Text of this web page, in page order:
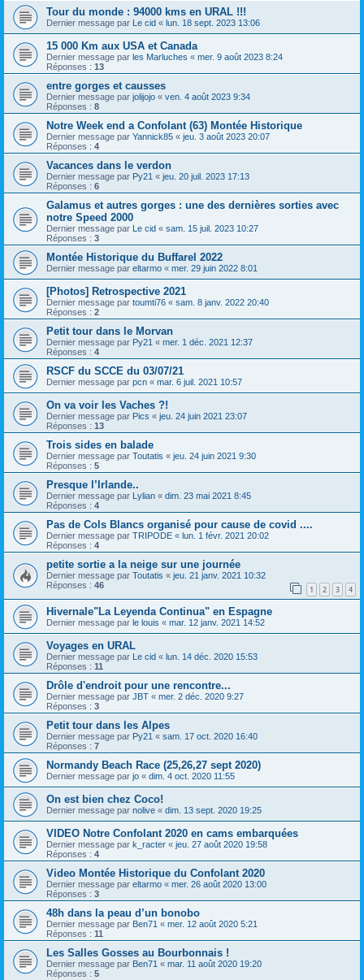
Tour du monde : 94000 kms en URAL !!!
Dernier message par Le cid « lun. 18 sept. 2023 13:06
15 000 Km aux USA et Canada
Dernier message par les Marluches « mer. 9 août 2023 8:24
Réponses : 13
entre gorges et causses
Dernier message par jolijojo « ven. 4 août 2023 9:34
Réponses : 8
Notre Week end a Confolant (63) Montée Historique
Dernier message par Yannick85 « jeu. 3 août 2023 20:07
Réponses : 4
Vacances dans le verdon
Dernier message par Py21 « jeu. 20 juil. 2023 17:13
Réponses : 6
Galamus et autres gorges : une des dernières sorties avec
notre Speed 2000
Dernier message par Le cid « sam. 15 juil. 2023 10:27
Réponses : 3
Montée Historique du Buffarel 2022
Dernier message par eltarmo « mer. 29 juin 2022 8:01
[Photos] Retrospective 2021
Dernier message par toumti76 « sam. 8 janv. 2022 20:40
Réponses : 2
Petit tour dans le Morvan
Dernier message par Py21 « mer. 1 déc. 2021 12:37
Réponses : 4
RSCF du SCCE du 03/07/21
Dernier message par pcn « mar. 6 juil. 2021 10:57
On va voir les Vaches ?!
Dernier message par Pics « jeu. 24 juin 2021 23:07
Réponses : 13
Trois sides en balade
Dernier message par Toutatis « jeu. 24 juin 2021 9:30
Réponses : 5
Presque l’Irlande..
Dernier message par Lylian « dim. 23 mai 2021 8:45
Réponses : 4
Pas de Cols Blancs organisé pour cause de covid ....
Dernier message par TRIPODE « lun. 1 févr. 2021 20:02
Réponses : 4
petite sortie a la neige sur une journée
Dernier message par Toutatis « jeu. 21 janv. 2021 10:32
Réponses : 46 1 2 3 4
Hivernale"La Leyenda Continua" en Espagne
Dernier message par le louis « mar. 12 janv. 2021 14:52
Voyages en URAL
Dernier message par Le cid « lun. 14 déc. 2020 15:53
Réponses : 11
Drôle d'endroit pour une rencontre...
Dernier message par JBT « mer. 2 déc. 2020 9:27
Réponses : 3
Petit tour dans les Alpes
Dernier message par Py21 « sam. 17 oct. 2020 16:40
Réponses : 7
Normandy Beach Race (25,26,27 sept 2020)
Dernier message par jo « dim. 4 oct. 2020 11:55
On est bien chez Coco!
Dernier message par nolive « dim. 13 sept. 2020 19:25
VIDEO Notre Confolant 2020 en cams embarquées
Dernier message par k_racter « jeu. 27 août 2020 19:58
Réponses : 4
Video Montée Historique du Confolant 2020
Dernier message par eltarmo « mer. 26 août 2020 13:00
Réponses : 3
48h dans la peau d’un bonobo
Dernier message par Ben71 « mer. 12 août 2020 5:21
Réponses : 11
Les Salles Gosses au Bourbonnais !
Dernier message par Ben71 « mar. 11 août 2020 19:20
Réponses : 5